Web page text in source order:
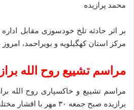
محمد پرازیده
بر اثر حادثه تلخ خودسوزی مقابل اداره
مرکز استان کهگیلویه و بویراحمد،
مراسم تشییع روح الله
مراسم تشییع و خاکسپاری روح الله
برازیده صبح جمعه ۳۰ مهر با اقشار مختلف مردم